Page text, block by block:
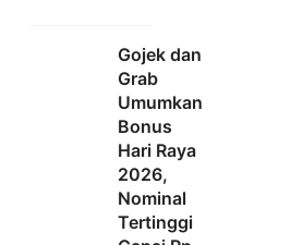
Gojek dan
Grab
Umumkan
Bonus
Hari Raya
2026,
Nominal
Tertinggi